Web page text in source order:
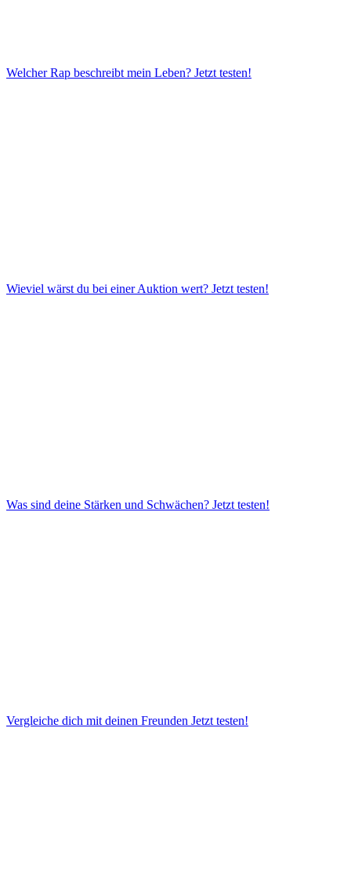
Welcher Rap beschreibt mein Leben? Jetzt testen!
Wieviel wärst du bei einer Auktion wert? Jetzt testen!
Was sind deine Stärken und Schwächen? Jetzt testen!
Vergleiche dich mit deinen Freunden Jetzt testen!